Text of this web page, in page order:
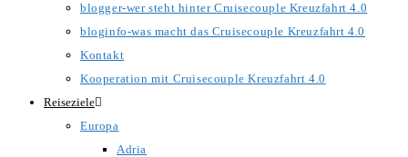
blogger-wer steht hinter Cruisecouple Kreuzfahrt 4.0
bloginfo-was macht das Cruisecouple Kreuzfahrt 4.0
Kontakt
Kooperation mit Cruisecouple Kreuzfahrt 4.0
Reiseziele
Europa
Adria